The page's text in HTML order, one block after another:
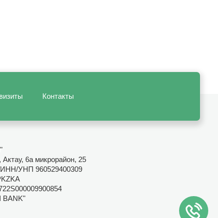
Контакты
Актау, 6а микрорайон, 25
УНП 960529400309
BANK"